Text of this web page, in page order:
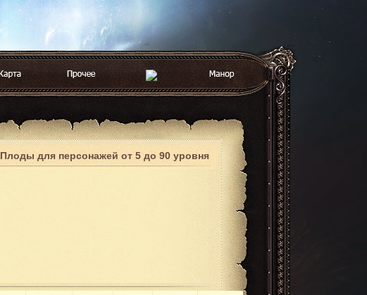
Плоды для персонажей от 5 до 90 уровня